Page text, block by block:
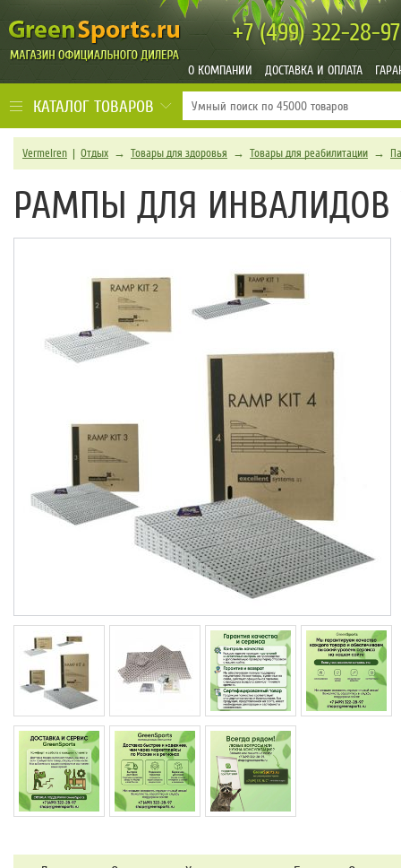
+7 (499)322-28-97
О КОМПАНИИ ДОСТАВКА И ОПЛАТА
КАТАЛОГ ТОВАРОВ
Vermeiren | Отдых → Товары для здоровья → Товары для реабилитации →
РАМПЫ ДЛЯ ИНВАЛИДОВ